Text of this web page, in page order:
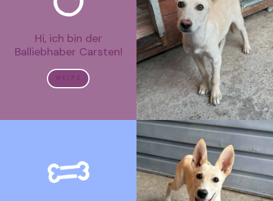
Hi, ich bin der
Balliebhaber Carsten!